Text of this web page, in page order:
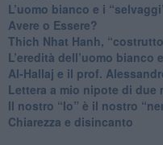
​L’uomo bianco e i
​Avere o Essere?
​Thich Nhat Hanh,
​L’eredità dell’uomo bianco
Al-Hallaj e il prof.
​Lettera a mio nipote di due
​Il nostro “Io” è il nostro
​Chiarezza e disincanto